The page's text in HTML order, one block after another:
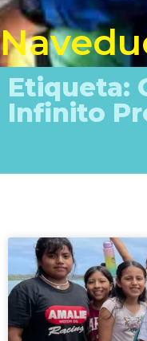
Etiqueta:
Infinito​